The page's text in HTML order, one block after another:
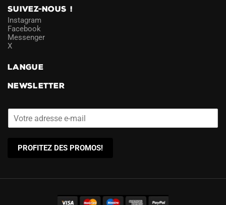
SUIVEZ-NOUS !
Instagram
Facebook
Messenger
X
LANGUE
NEWSLETTER
PROFITEZ DES PROMOS!